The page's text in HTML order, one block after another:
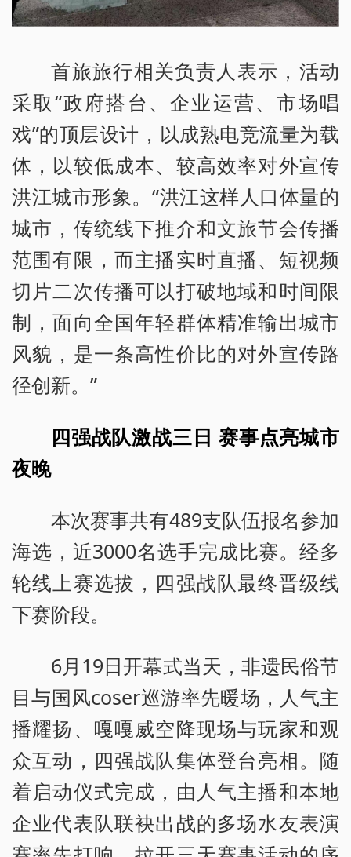
首旅旅行相关负责人表示，活动
采取“政府搭台、企业运营、市场唱
戏”的顶层设计，以成熟电竞流量为载
体，以较低成本、较高效率对外宣传
洪江城市形象。“洪江这样人口体量的
城市，传统线下推介和文旅节会传播
范围有限，而主播实时直播、短视频
切片二次传播可以打破地域和时间限
制，面向全国年轻群体精准输出城市
风貌，是一条高性价比的对外宣传路
径创新。”
四强战队激战三日 赛事点亮城市
夜晚
本次赛事共有489支队伍报名参加
海选，近3000名选手完成比赛。经多
轮线上赛选拔，四强战队最终晋级线
下赛阶段。
6月19日开幕式当天，非遗民俗节
目与国风coser巡游率先暖场，人气主
播耀扬、嘎嘎威空降现场与玩家和观
众互动，四强战队集体登台亮相。随
着启动仪式完成，由人气主播和本地
企业代表队联袂出战的多场水友表演